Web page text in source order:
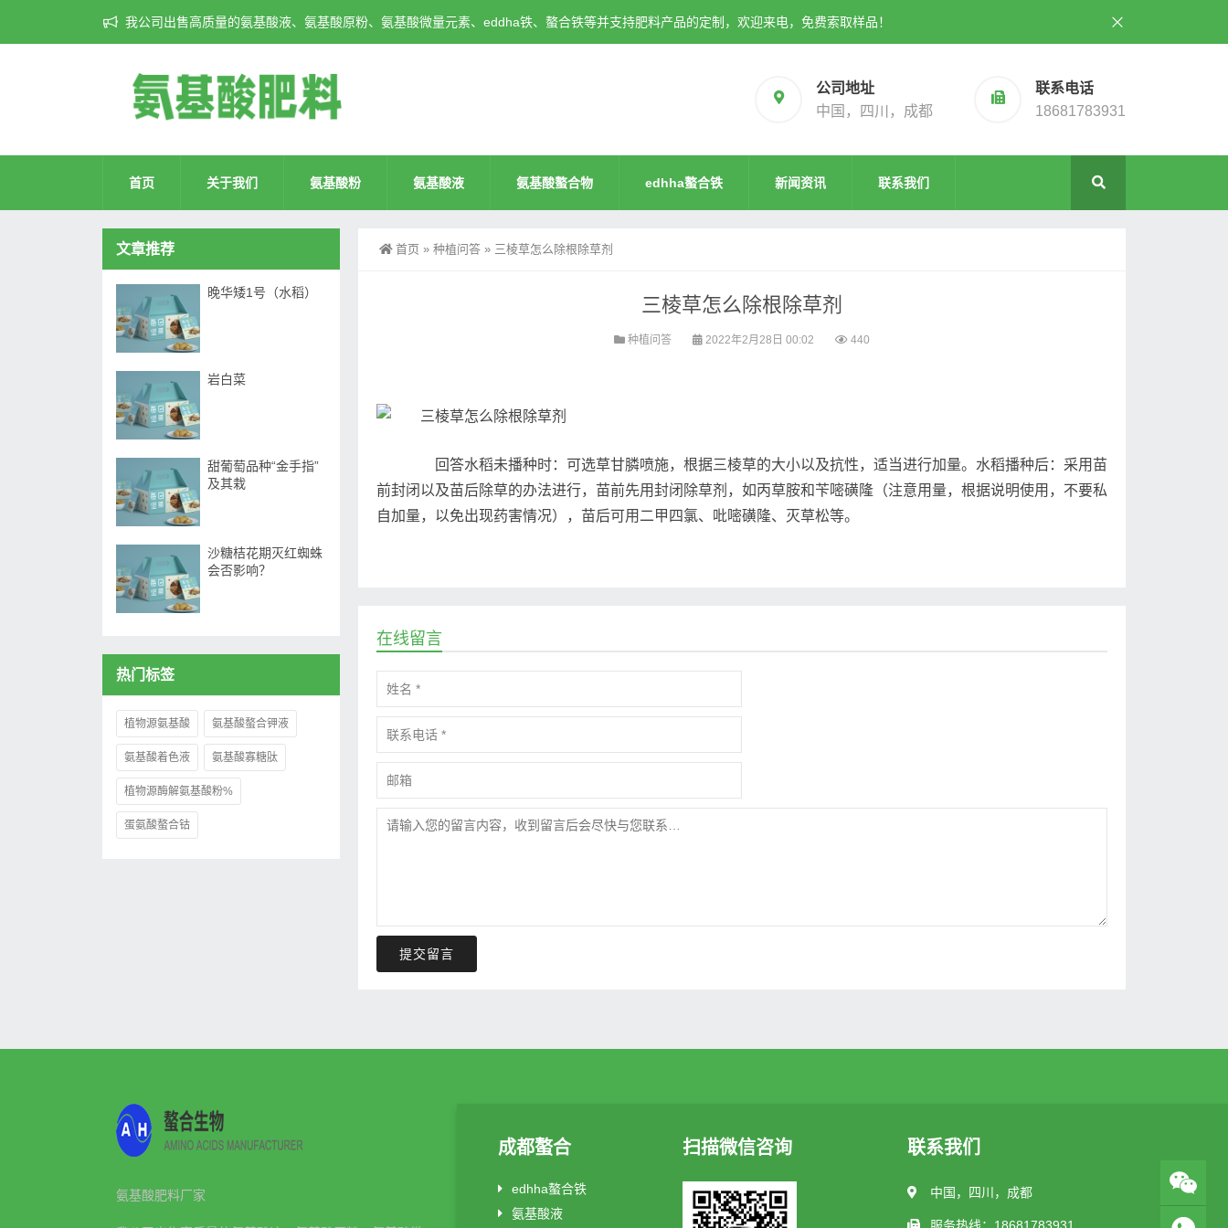
我公司出售高质量的氨基酸液、氨基酸原粉、氨基酸微量元素、eddha铁、螯合铁等并支持肥料产品的定制，欢迎来电，免费索取样品！
公司地址
中国，四川，成都
联系电话
18681783931
首页 关于我们 氨基酸粉 氨基酸液 氨基酸螯合物 edhha螯合铁 新闻资讯 联系我们
首页 » 种植问答 » 三棱草怎么除根除草剂
三棱草怎么除根除草剂
种植问答 2022年2月28日 00:02 440
回答水稻未播种时：可选草甘膦喷施，根据三棱草的大小以及抗性，适当进行加量。水稻播种后：采用苗
前封闭以及苗后除草的办法进行，苗前先用封闭除草剂，如丙草胺和苄嘧磺隆（注意用量，根据说明使用，不要私
自加量，以免出现药害情况），苗后可用二甲四氯、吡嘧磺隆、灭草松等。
在线留言
提交留言
文章推荐
晚华矮1号（水稻）
岩白菜
甜葡萄品种“金手指”
及其栽
沙糖桔花期灭红蜘蛛
会否影响？
热门标签
植物源氨基酸 氨基酸螯合钾液
氨基酸着色液 氨基酸寡糖肽
植物源酶解氨基酸粉%
蛋氨酸螯合钴
氨基酸肥料厂家
成都螯合
edhha螯合铁
氨基酸液
扫描微信咨询 联系我们
中国，四川，成都